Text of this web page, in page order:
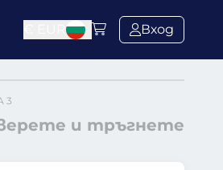
Вход
3
и тръгнете